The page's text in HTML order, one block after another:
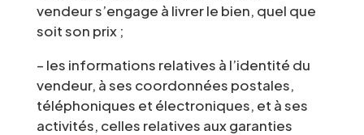
vendeur s’engage à livrer le bien, quel que
soit son prix ;
– les informations relatives à l’identité du
vendeur, à ses coordonnées postales,
téléphoniques et électroniques, et à ses
activités, celles relatives aux garanties